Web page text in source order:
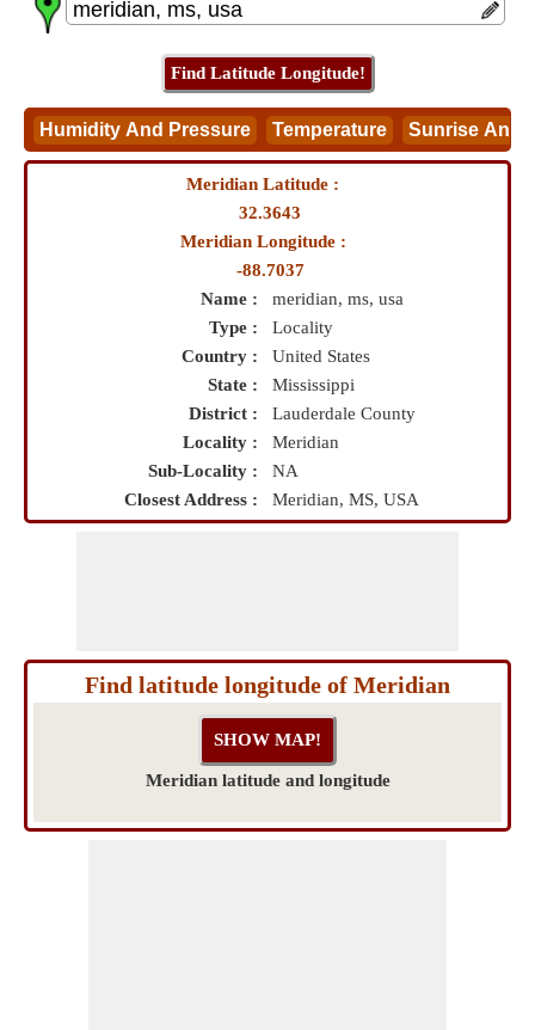
Meridian Latitude :
32.3643
Meridian Longitude :
-88.7037
Name :
meridian, ms, usa
Type :
Locality
Country :
United States
State :
Mississippi
District :
Lauderdale County
Locality :
Meridian
Sub-Locality :
NA
Closest Address :
Meridian, MS, USA
Find latitude longitude of Meridian
Meridian latitude and longitude